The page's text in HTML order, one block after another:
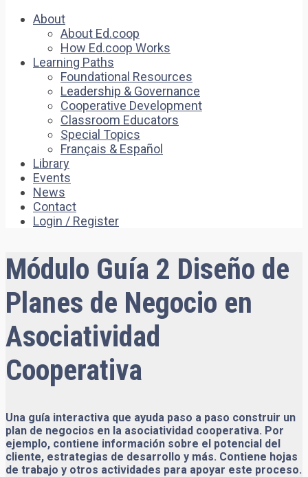
About
About Ed.coop
How Ed.coop Works
Learning Paths
Foundational Resources
Leadership & Governance
Cooperative Development
Classroom Educators
Special Topics
Français & Español
Library
Events
News
Contact
Login / Register
Módulo Guía 2 Diseño de
Planes de Negocio en
Asociatividad
Cooperativa
Una guía interactiva que ayuda paso a paso construir un
plan de negocios en la asociatividad cooperativa. Por
ejemplo, contiene información sobre el potencial del
cliente, estrategias de desarrollo y más. Contiene hojas
de trabajo y otros actividades para apoyar este proceso.